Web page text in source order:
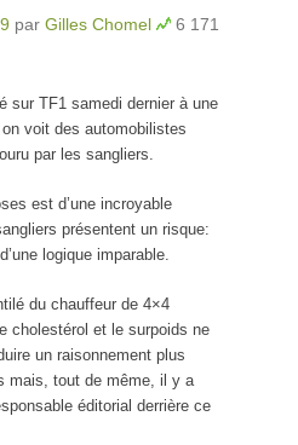
par Gilles Chomel
6 171
sur TF1 samedi dernier à une
voit des automobilistes
par les sangliers.
est d’une incroyable
présentent un risque:
logique imparable.
du chauffeur de 4×4
cholestérol et le surpoids ne
un raisonnement plus
mais, tout de même, il y a
éditorial derrière ce